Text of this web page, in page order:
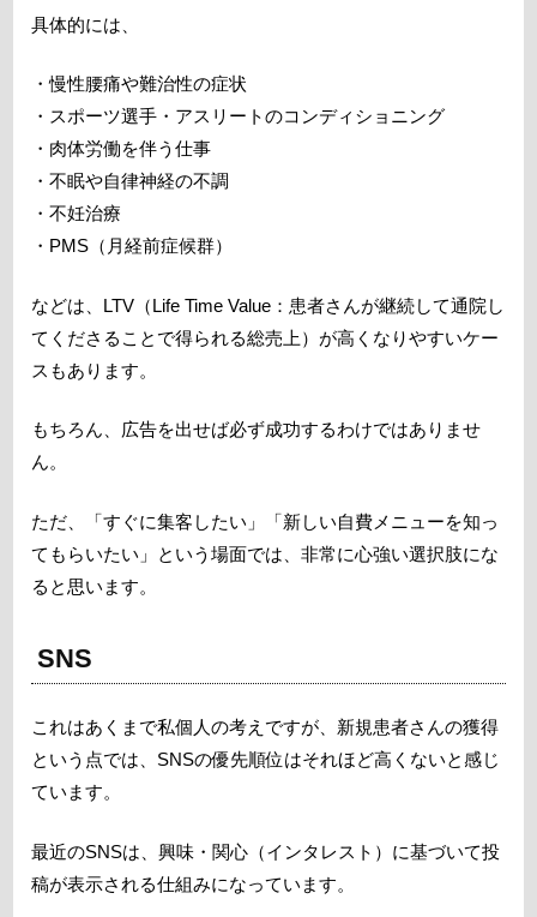
具体的には、
・慢性腰痛や難治性の症状
・スポーツ選手・アスリートのコンディショニング
・肉体労働を伴う仕事
・不眠や自律神経の不調
・不妊治療
・PMS（月経前症候群）
などは、LTV（Life Time Value：患者さんが継続して通院し
てくださることで得られる総売上）が高くなりやすいケー
スもあります。
もちろん、広告を出せば必ず成功するわけではありませ
ん。
ただ、「すぐに集客したい」「新しい自費メニューを知っ
てもらいたい」という場面では、非常に心強い選択肢にな
ると思います。
SNS
これはあくまで私個人の考えですが、新規患者さんの獲得
という点では、SNSの優先順位はそれほど高くないと感じ
ています。
最近のSNSは、興味・関心（インタレスト）に基づいて投
稿が表示される仕組みになっています。